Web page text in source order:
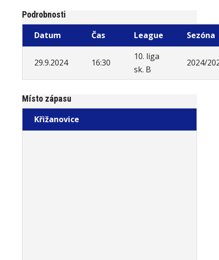
Podrobnosti
Datum Čas League Sezóna
29.9.2024 16:30
10. liga
sk. B
2024/
Místo zápasu
Křižanovice